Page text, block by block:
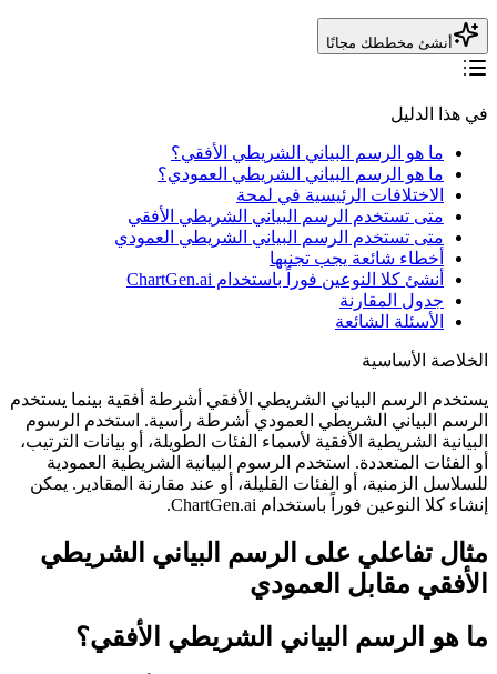
أنشئ مخططك مجانًا
في هذا الدليل
ما هو الرسم البياني الشريطي الأفقي؟
ما هو الرسم البياني الشريطي العمودي؟
الاختلافات الرئيسية في لمحة
متى تستخدم الرسم البياني الشريطي الأفقي
متى تستخدم الرسم البياني الشريطي العمودي
أخطاء شائعة يجب تجنبها
أنشئ كلا النوعين فوراً باستخدام ChartGen.ai
جدول المقارنة
الأسئلة الشائعة
الخلاصة الأساسية
يستخدم الرسم البياني الشريطي الأفقي أشرطة أفقية بينما يستخدم
الرسم البياني الشريطي العمودي أشرطة رأسية. استخدم الرسوم
البيانية الشريطية الأفقية لأسماء الفئات الطويلة، أو بيانات الترتيب،
أو الفئات المتعددة. استخدم الرسوم البيانية الشريطية العمودية
للسلاسل الزمنية، أو الفئات القليلة، أو عند مقارنة المقادير. يمكن
إنشاء كلا النوعين فوراً باستخدام ChartGen.ai.
مثال تفاعلي على الرسم البياني الشريطي
الأفقي مقابل العمودي
ما هو الرسم البياني الشريطي الأفقي؟